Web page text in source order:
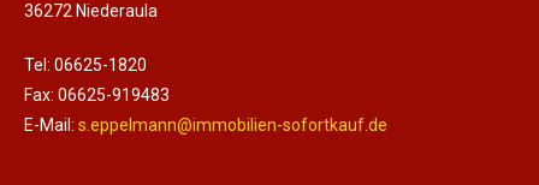
36272 Niederaula
Tel: 06625-1820
Fax: 06625-919483
E-Mail: s.eppelmann@immobilien-sofortkauf.de